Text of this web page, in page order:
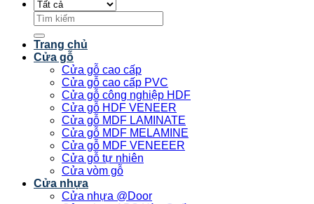
Tìm
kiếm:
Trang chủ
Cửa gỗ
Cửa gỗ cao cấp
Cửa gỗ cao cấp PVC
Cửa gỗ công nghiệp HDF
Cửa gỗ HDF VENEER
Cửa gỗ MDF LAMINATE
Cửa gỗ MDF MELAMINE
Cửa gỗ MDF VENEEER
Cửa gỗ tự nhiên
Cửa vòm gỗ
Cửa nhựa
Cửa nhựa @Door